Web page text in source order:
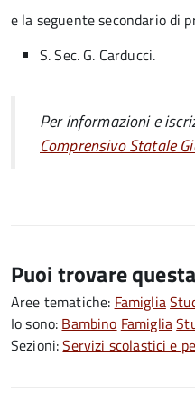
e la seguente secondario di
S. Sec. G. Carducci.
Per informazioni e
Comprensivo Statale
Puoi trovare
Aree tematiche: Famiglia
Io sono: Bambino Famiglia
Sezioni:Servizi scolastici e